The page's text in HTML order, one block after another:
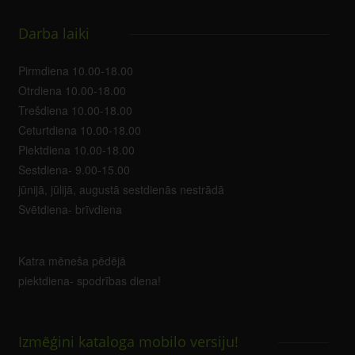
Darba laiki
Pirmdiena 10.00-18.00
Otrdiena 10.00-18.00
Trešdiena 10.00-18.00
Ceturtdiena 10.00-18.00
Piektdiena 10.00-18.00
Sestdiena- 9.00-15.00
jūnijā, jūlijā, augustā sestdienās nestrādā
Svētdiena- brīvdiena
Katra mēneša pēdējā
piektdiena- spodrības diena!
Izmēģini kataloga mobilo versiju!